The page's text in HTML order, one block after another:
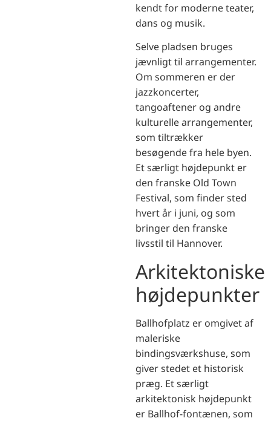
kendt for moderne teater,
dans og musik.
Selve pladsen bruges
jævnligt til arrangementer.
Om sommeren er der
jazzkoncerter,
tangoaftener og andre
kulturelle arrangementer,
som tiltrækker
besøgende fra hele byen.
Et særligt højdepunkt er
den franske Old Town
Festival, som finder sted
hvert år i juni, og som
bringer den franske
livsstil til Hannover.
Arkitektoniske
højdepunkter
Ballhofplatz er omgivet af
maleriske
bindingsværkshuse, som
giver stedet et historisk
præg. Et særligt
arkitektonisk højdepunkt
er Ballhof-fontænen, som